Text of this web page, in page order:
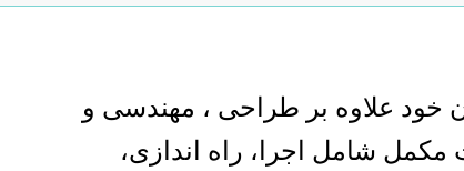
خود علاوه بر طراحی ، مهندسی و
شامل اجرا، راه اندازی،